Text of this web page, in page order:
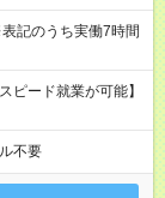
ピード就業が可能】
不要